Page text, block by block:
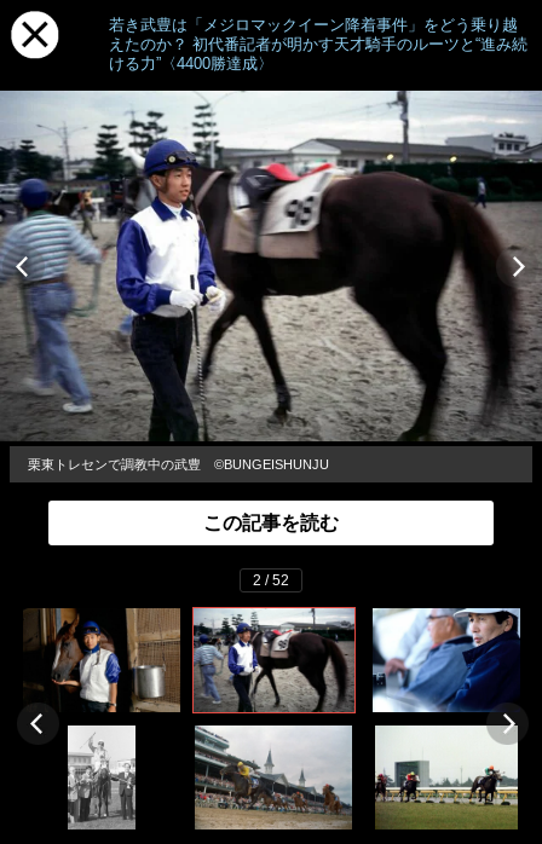
若き武豊は「メジロマックイーン降着事件」をどう乗り越
えたのか？ 初代番記者が明かす天才騎手のルーツと“進み続
ける力”〈4400勝達成〉
栗東トレセンで調教中の武豊 ©BUNGEISHUNJU
この記事を読む
2 / 52